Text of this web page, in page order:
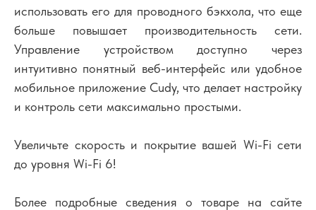
использовать его для проводного бэкхола, что еще
больше повышает производительность сети.
Управление устройством доступно через
интуитивно понятный веб-интерфейс или удобное
мобильное приложение Cudy, что делает настройку
и контроль сети максимально простыми.
Увеличьте скорость и покрытие вашей Wi-Fi сети
до уровня Wi-Fi 6!
Более подробные сведения о товаре на сайте